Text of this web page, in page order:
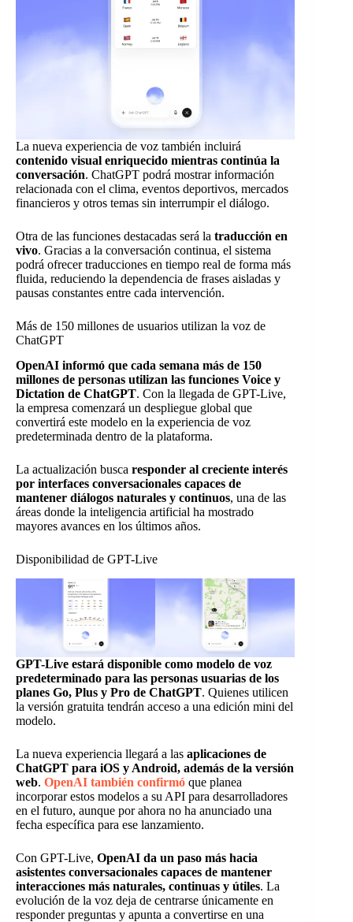
La nueva experiencia de voz también incluirá
contenido visual enriquecido mientras continúa la
conversación. ChatGPT podrá mostrar información
relacionada con el clima, eventos deportivos, mercados
financieros y otros temas sin interrumpir el diálogo.
Otra de las funciones destacadas será la traducción en
vivo. Gracias a la conversación continua, el sistema
podrá ofrecer traducciones en tiempo real de forma más
fluida, reduciendo la dependencia de frases aisladas y
pausas constantes entre cada intervención.
Más de 150 millones de usuarios utilizan la voz de
ChatGPT
OpenAI informó que cada semana más de 150
millones de personas utilizan las funciones Voice y
Dictation de ChatGPT. Con la llegada de GPT-Live,
la empresa comenzará un despliegue global que
convertirá este modelo en la experiencia de voz
predeterminada dentro de la plataforma.
La actualización busca responder al creciente interés
por interfaces conversacionales capaces de
mantener diálogos naturales y continuos, una de las
áreas donde la inteligencia artificial ha mostrado
mayores avances en los últimos años.
Disponibilidad de GPT-Live
GPT-Live estará disponible como modelo de voz
predeterminado para las personas usuarias de los
planes Go, Plus y Pro de ChatGPT. Quienes utilicen
la versión gratuita tendrán acceso a una edición mini del
modelo.
La nueva experiencia llegará a las aplicaciones de
ChatGPT para iOS y Android, además de la versión
web. OpenAI también confirmó que planea
incorporar estos modelos a su API para desarrolladores
en el futuro, aunque por ahora no ha anunciado una
fecha específica para ese lanzamiento.
Con GPT-Live, OpenAI da un paso más hacia
asistentes conversacionales capaces de mantener
interacciones más naturales, continuas y útiles. La
evolución de la voz deja de centrarse únicamente en
responder preguntas y apunta a convertirse en una